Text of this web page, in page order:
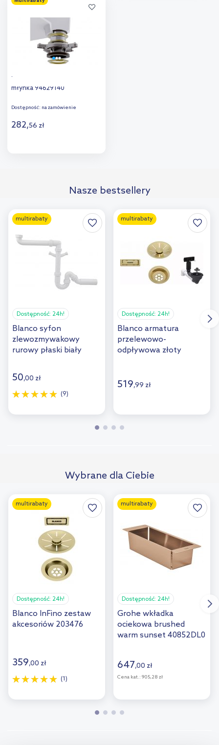
Dodaj do
porównania
Teka Radea adapter do
młynka 94629140
Dostępność: na zamówienie
282,56 zł
porównaniaNasze bestsellery
multirabaty
Dostępność: 24h!
Blanco syfon
zlewozmywakowy
rurowy płaski biały
50,00 zł
(9)
multirabaty
Dostępność: 24h!
Blanco armatura
przelewowo-
odpływowa złoty
519,99 zł
Wybrane dla Ciebie
multirabaty
Dostępność: 24h!
Blanco InFino zestaw
akcesoriów 203476
359,00 zł
(1)
multirabaty
Dostępność: 24h!
Grohe wkładka
ociekowa brushed
warm sunset 40852DL0
647,00 zł
Cena kat.: 905,28 zł